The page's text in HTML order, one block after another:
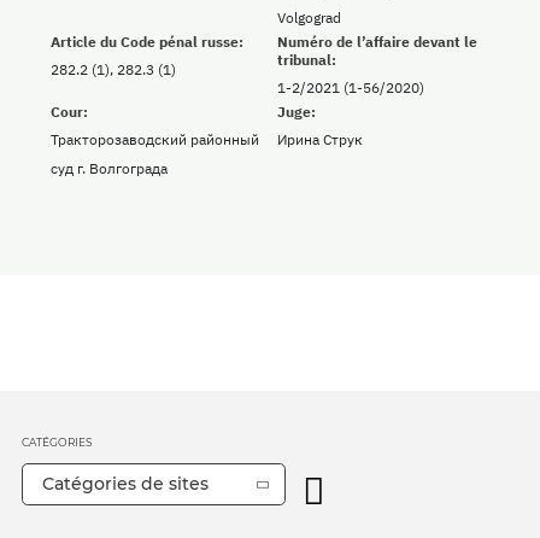
Volgograd
Article du Code pénal russe:
282.2 (1), 282.3 (1)
Numéro de l’affaire devant le
tribunal:
1-2/2021 (1-56/2020)
Cour:
Тракторозаводский районный
суд г. Волгограда
Juge:
Ирина Струк
CATÉGORIES
Catégories de sites